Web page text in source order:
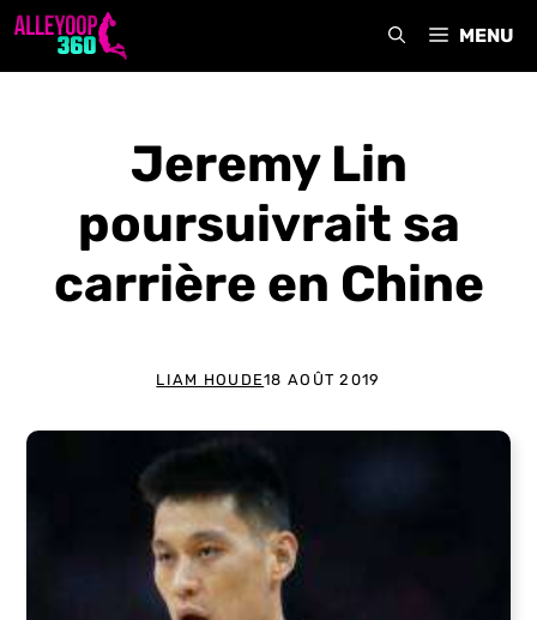
Aller
MENU
Jeremy Lin
poursuivrait sa
carrière en Chine
LIAM HOUDE18 AOÛT 2019